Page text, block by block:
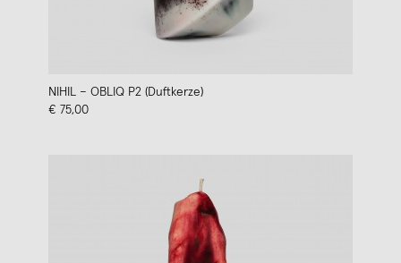
NIHIL – OBLIQ P2 (Duftkerze)
€ 75,00